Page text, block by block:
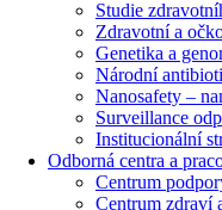
Studie
Zdravotní a
Genetika a
Národní
Nanosafety –
Surveillance
Institucionální
Odborná centra a
Centrum
Centrum zdraví